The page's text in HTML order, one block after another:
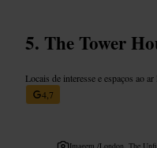
The Tower
Locais de interesse e espaços ao
4,7
Imagem /London, The